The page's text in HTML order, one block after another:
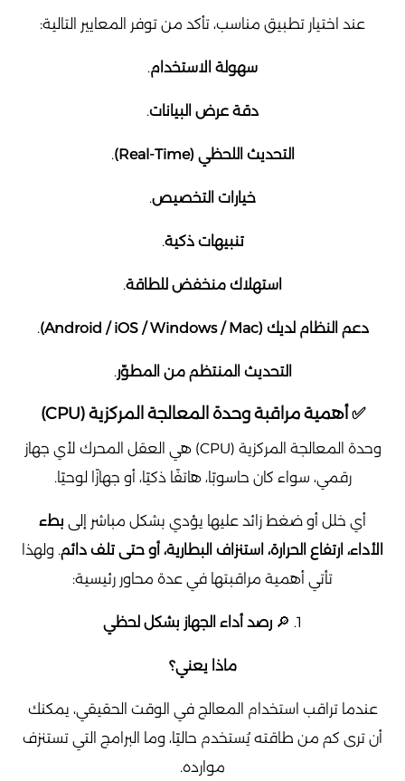
عند اختيار تطبيق مناسب، تأكد من توفر المعايير التالية:
سهولة الاستخدام.
دقة عرض البيانات.
التحديث اللحظي (Real-Time) .
خيارات التخصيص.
تنبيهات ذكية.
استهلاك منخفض للطاقة.
دعم النظام لديك (Android / iOS / Windows / Mac) .
التحديث المنتظم من المطوّر.
✅ أهمية مراقبة وحدة المعالجة المركزية (CPU)
وحدة المعالجة المركزية (CPU) هي العقل المحرك لأي جهاز
رقمي، سواء كان حاسوبًا، هاتفًا ذكيًا، أو جهازًا لوحيًا.
أي خلل أو ضغط زائد عليها يؤدي بشكل مباشر إلى بطء
الأداء، ارتفاع الحرارة، استنزاف البطارية، أو حتى تلف دائم. ولهذا
تأتي أهمية مراقبتها في عدة محاور رئيسية:
1. 🔎 رصد أداء الجهاز بشكل لحظي
ماذا يعني؟
عندما تراقب استخدام المعالج في الوقت الحقيقي، يمكنك
أن ترى كم من طاقته يُستخدم حاليًا، وما البرامج التي تستنزف
موارده.